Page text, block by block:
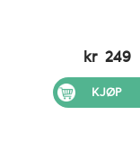
kr 249
KJØP